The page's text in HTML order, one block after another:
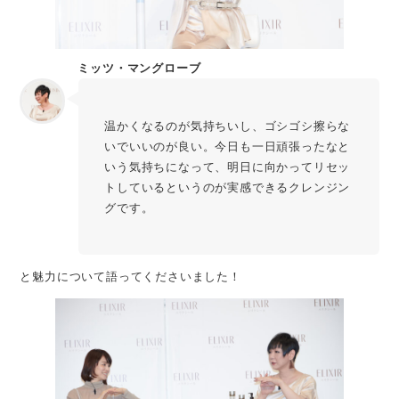
ミッツ・マングローブ
温かくなるのが気持ちいし、ゴシゴシ擦らな
いでいいのが良い。今日も一日頑張ったなと
いう気持ちになって、明日に向かってリセッ
トしているというのが実感できるクレンジン
グです。
と魅力について語ってくださいました！